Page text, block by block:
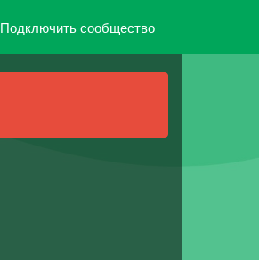
Подключить сообщество